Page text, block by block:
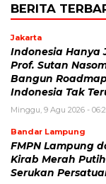
BERITA
Jakarta
Indonesia Hanya
Prof. Sutan
Bangun
Indonesia Tak
Minggu, 9 Agu 2026 -
Bandar Lampung
FMPN Lampung
Kirab Merah
Serukan